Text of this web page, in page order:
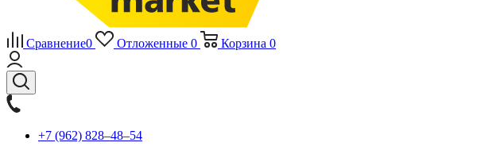
Сравнение0 Отложенные 0 Корзина 0
+7 (962) 828‒48‒54